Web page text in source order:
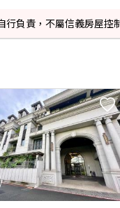
負責，不屬信義房屋控